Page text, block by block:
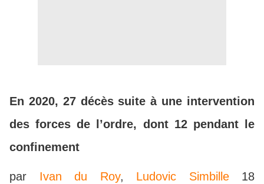
En 2020, 27 décès suite à une intervention
des forces de l’ordre, dont 12 pendant le
confinement
par Ivan du Roy, Ludovic Simbille18